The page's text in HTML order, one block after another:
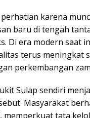
karena
baru di tengah
Di era modern saat
terus meningkat
perkembangan
Sulap sendiri
Masyarakat
memperkuat tata